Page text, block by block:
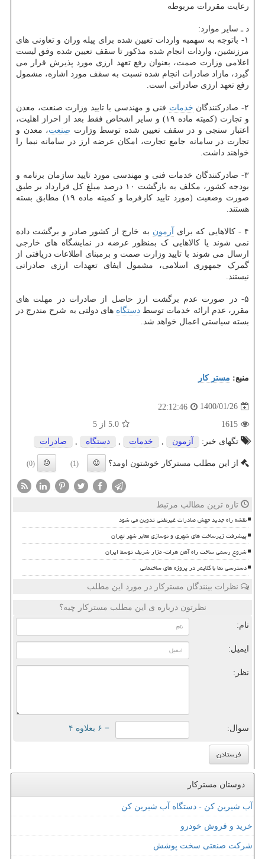
رعایت مقررات مربوطه
د ـ سایر موارد:
۱- باتوجه به سهمیه واردات تعیین شده برای پیله وران و تعاونی های
مرزنشین، واردات انجام شده مذکور تا سقف تعیین شده وفق لیست
اعلامی وزارت صمت، بعنوان رفع تعهد ارزی مورد پذیرش قرار می
گیرد، مازاد صادرات انجام شده نسبت به سقف مورد اشاره، مشمول
رفع تعهد ارزی صادراتی است.
۲- صادرکنندگان خدمات فنی و مهندسی با تایید وزارت صنعت، معدن
و تجارت (کمیته ماده ۱۹) و سایر اشخاص فقط بعد از احراز اهلیت،
اعتبار سنجی و در سقف تعیین شده توسط وزارت صنعت، معدن و
تجارت در سامانه جامع تجارت، امکان عرضه ارز در سامانه نیما را
خواهند داشت.
۳- صادرکنندگان خدمات فنی و مهندسی مورد تایید سازمان برنامه و
بودجه کشور، مکلف به بازگشت ۱۰ درصد مبلغ کل قرارداد بر طبق
صورت وضعیت (مورد تایید کارفرما و کمیته ماده ۱۹) مطابق بسته
هستند.
۴ - کالاهایی که برای آزمون به خارج از کشور صادر و برگشت داده
نمی شوند یا کالاهایی ک بمنظور عرضه در نمایشگاه های خارجی
ارسال می شوند با تایید وزارت صمت و برمبنای اطلاعات دریافتی از
گمرک جمهوری اسلامی، مشمول ایفای تعهدات ارزی صادراتی
نیستند.
۵- در صورت عدم برگشت ارز حاصل از صادرات در مهلت های
مقرر، عدم ارائه خدمات توسط دستگاه های دولتی به شرح مندرج در
بسته سیاستی اعمال خواهد شد.
منبع: مستر كار
1400/01/26
22:12:46
1615
5.0 از 5
تگهای خبر:
آزمون , خدمات , دستگاه , صادرات
از این مطلب مسترکار خوشتون اومد؟ (1)
(0)
تازه ترین مطالب مرتبط
نقشه راه جدید جهش صادرات غیرنفتی تدوین می شود
پیشرفت زیرساخت های شهری و نوسازی معابر شهر تهران
شروع رسمی ساخت راه آهن هرات- مزار شریف توسط ایران
دسترسی نما با کلایمر در پروژه های ساختمانی
نظرات بینندگان مسترکار در مورد این مطلب
نظرتون درباره ی این مطلب مسترکار چیه؟
نام:
ایمیل:
نظر:
سوال: = ۶ بعلاوه ۴
دوستان مسترکار
آب شیرین کن - دستگاه آب شیرین کن
خرید و فروش خودرو
شرکت صنعتی سخت پوشش